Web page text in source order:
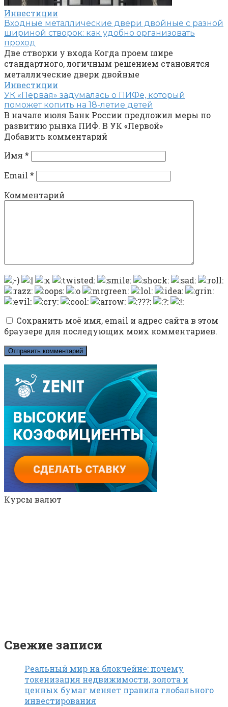
Инвестиции
Входные металлические двери двойные с разной
шириной створок: как удобно организовать
проход
Две створки у входа Когда проем шире
стандартного, логичным решением становятся
металлические двери двойные
Инвестиции
УК «Первая» задумалась о ПИФе, который
поможет копить на 18-летие детей
В начале июля Банк России предложил меры по
развитию рынка ПИФ. В УК «Первой»
Добавить комментарий
Имя *
Email *
Комментарий
Сохранить моё имя, email и адрес сайта в этом
браузере для последующих моих комментариев.
Курсы валют
Свежие записи
Реальный мир на блокчейне: почему
токенизация недвижимости, золота и
ценных бумаг меняет правила глобального
инвестирования